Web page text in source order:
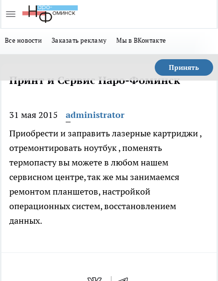
Все новости Заказать рекламу Мы в ВКонтакте
Принять
Принт и Сервис Наро-Фоминск
31 мая 2015
administrator
Приобрести и заправить лазерные картриджи ,
отремонтировать ноутбук , поменять
термопасту вы можете в любом нашем
сервисном центре, так же мы занимаемся
ремонтом планшетов, настройкой
операционных систем, восстановлением
данных.